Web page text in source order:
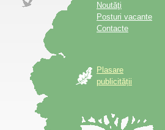
Noutăţi
Posturi vacante
Contacte
Plasare
publicității